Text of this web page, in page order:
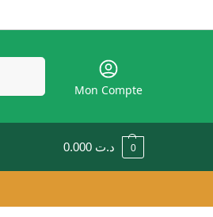
Mon Compte
0.000 د.ت 0